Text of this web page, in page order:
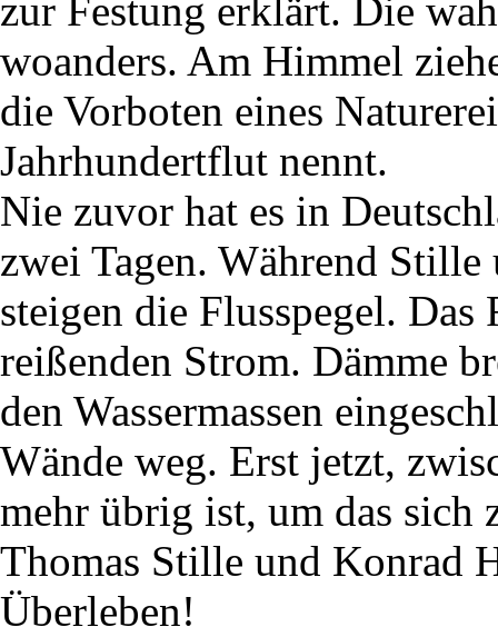
zur Festung erklärt. Die
woanders. Am Himmel
die Vorboten eines
Jahrhundertflut nennt.
Nie zuvor hat es in
zwei Tagen. Während
steigen die Flusspegel.
reißenden Strom. Dämme
den Wassermassen
Wände weg. Erst jetzt,
mehr übrig ist, um das sich
Thomas Stille und Konrad
Überleben!